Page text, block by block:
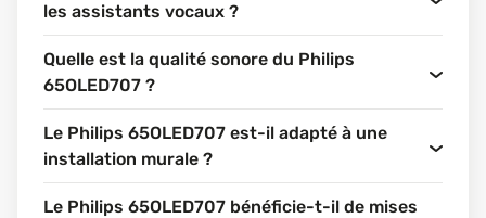
les assistants vocaux ?
Quelle est la qualité sonore du Philips
65OLED707 ?
Le Philips 65OLED707 est-il adapté à une
installation murale ?
Le Philips 65OLED707 bénéficie-t-il de mises